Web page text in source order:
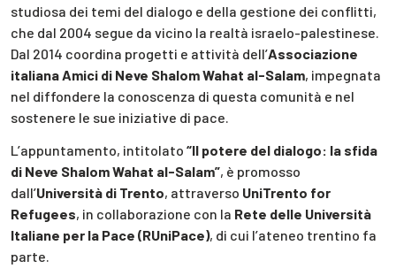
studiosa dei temi del dialogo e della gestione dei conflitti,
che dal 2004 segue da vicino la realtà israelo-palestinese.
Dal 2014 coordina progetti e attività dell’Associazione
italiana Amici di Neve Shalom Wahat al-Salam, impegnata
nel diffondere la conoscenza di questa comunità e nel
sostenere le sue iniziative di pace.
L’appuntamento, intitolato “Il potere del dialogo: la sfida
di Neve Shalom Wahat al-Salam”, è promosso
dall’Università di Trento, attraverso UniTrento for
Refugees, in collaborazione con la Rete delle Università
Italiane per la Pace (RUniPace), di cui l’ateneo trentino fa
parte.